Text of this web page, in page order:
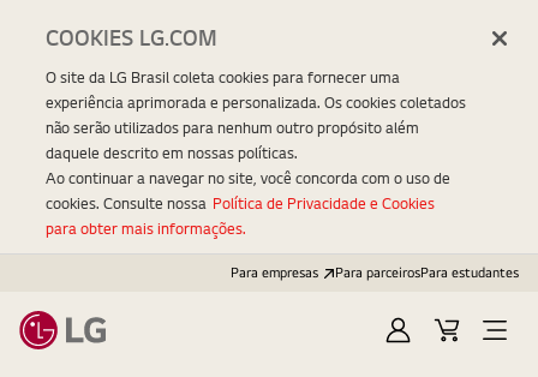
Para empresas Para parceirosPara estudantes
EntrarCarrinhoOpen
COOKIES LG.COM
O site da LG Brasil coleta cookies para fornecer uma
experiência aprimorada e personalizada. Os cookies coletados
não serão utilizados para nenhum outro propósito além
daquele descrito em nossas políticas.
Ao continuar a navegar no site, você concorda com o uso de
cookies. Consulte nossa Política de Privacidade e Cookies
para obter mais informações.